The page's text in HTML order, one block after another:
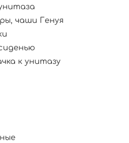
чаши Генуя
к унитазу